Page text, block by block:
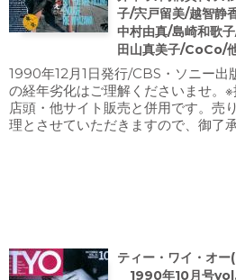
子/宍戸留美/越智
中村由真/島崎和歌
田山真美子/CoCo/
1990年12月1日発行/CBS・ソニー出
の経年劣化はご理解くださいませ。
店頭・他サイト販売と併用です。売
理とさせていただきますので、御了
ティー・ワイ・オ
1990年10月号